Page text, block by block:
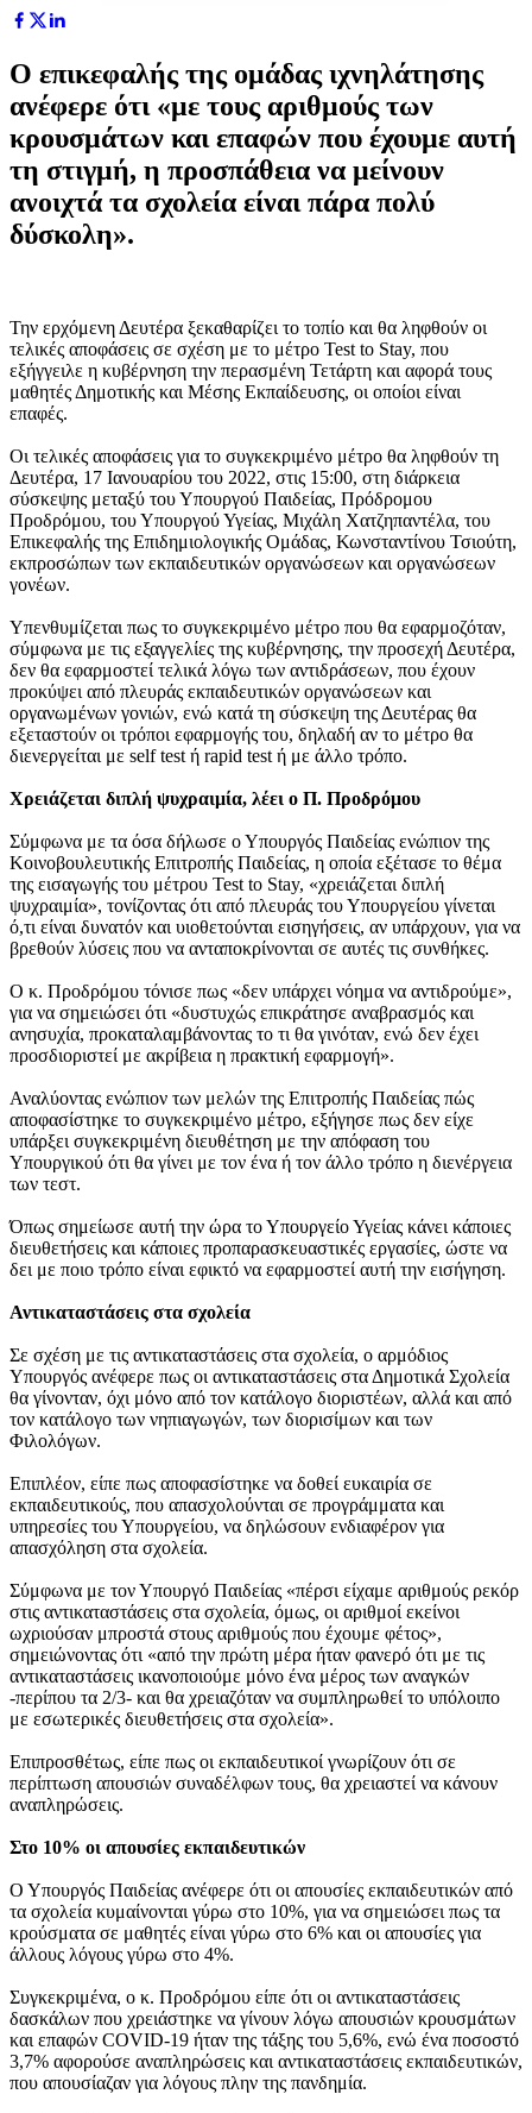
Ο επικεφαλής της ομάδας ιχνηλάτησης
ανέφερε ότι «με τους αριθμούς των
κρουσμάτων και επαφών που έχουμε αυτή
τη στιγμή, η προσπάθεια να μείνουν
ανοιχτά τα σχολεία είναι πάρα πολύ
δύσκολη».
Την ερχόμενη Δευτέρα ξεκαθαρίζει το τοπίο και θα ληφθούν οι
τελικές αποφάσεις σε σχέση με το μέτρο Test to Stay, που
εξήγγειλε η κυβέρνηση την περασμένη Τετάρτη και αφορά τους
μαθητές Δημοτικής και Μέσης Εκπαίδευσης, οι οποίοι είναι
επαφές.
Οι τελικές αποφάσεις για το συγκεκριμένο μέτρο θα ληφθούν τη
Δευτέρα, 17 Ιανουαρίου του 2022, στις 15:00, στη διάρκεια
σύσκεψης μεταξύ του Υπουργού Παιδείας, Πρόδρομου
Προδρόμου, του Υπουργού Υγείας, Μιχάλη Χατζηπαντέλα, του
Επικεφαλής της Επιδημιολογικής Ομάδας, Κωνσταντίνου Τσιούτη,
εκπροσώπων των εκπαιδευτικών οργανώσεων και οργανώσεων
γονέων.
Υπενθυμίζεται πως το συγκεκριμένο μέτρο που θα εφαρμοζόταν,
σύμφωνα με τις εξαγγελίες της κυβέρνησης, την προσεχή Δευτέρα,
δεν θα εφαρμοστεί τελικά λόγω των αντιδράσεων, που έχουν
προκύψει από πλευράς εκπαιδευτικών οργανώσεων και
οργανωμένων γονιών, ενώ κατά τη σύσκεψη της Δευτέρας θα
εξεταστούν οι τρόποι εφαρμογής του, δηλαδή αν το μέτρο θα
διενεργείται με self test ή rapid test ή με άλλο τρόπο.
Χρειάζεται διπλή ψυχραιμία, λέει ο Π. Προδρόμου
Σύμφωνα με τα όσα δήλωσε ο Υπουργός Παιδείας ενώπιον της
Κοινοβουλευτικής Επιτροπής Παιδείας, η οποία εξέτασε το θέμα
της εισαγωγής του μέτρου Test to Stay, «χρειάζεται διπλή
ψυχραιμία», τονίζοντας ότι από πλευράς του Υπουργείου γίνεται
ό,τι είναι δυνατόν και υιοθετούνται εισηγήσεις, αν υπάρχουν, για να
βρεθούν λύσεις που να ανταποκρίνονται σε αυτές τις συνθήκες.
Ο κ. Προδρόμου τόνισε πως «δεν υπάρχει νόημα να αντιδρούμε»,
για να σημειώσει ότι «δυστυχώς επικράτησε αναβρασμός και
ανησυχία, προκαταλαμβάνοντας το τι θα γινόταν, ενώ δεν έχει
προσδιοριστεί με ακρίβεια η πρακτική εφαρμογή».
Αναλύοντας ενώπιον των μελών της Επιτροπής Παιδείας πώς
αποφασίστηκε το συγκεκριμένο μέτρο, εξήγησε πως δεν είχε
υπάρξει συγκεκριμένη διευθέτηση με την απόφαση του
Υπουργικού ότι θα γίνει με τον ένα ή τον άλλο τρόπο η διενέργεια
των τεστ.
Όπως σημείωσε αυτή την ώρα το Υπουργείο Υγείας κάνει κάποιες
διευθετήσεις και κάποιες προπαρασκευαστικές εργασίες, ώστε να
δει με ποιο τρόπο είναι εφικτό να εφαρμοστεί αυτή την εισήγηση.
Αντικαταστάσεις στα σχολεία
Σε σχέση με τις αντικαταστάσεις στα σχολεία, ο αρμόδιος
Υπουργός ανέφερε πως οι αντικαταστάσεις στα Δημοτικά Σχολεία
θα γίνονταν, όχι μόνο από τον κατάλογο διοριστέων, αλλά και από
τον κατάλογο των νηπιαγωγών, των διορισίμων και των
Φιλολόγων.
Επιπλέον, είπε πως αποφασίστηκε να δοθεί ευκαιρία σε
εκπαιδευτικούς, που απασχολούνται σε προγράμματα και
υπηρεσίες του Υπουργείου, να δηλώσουν ενδιαφέρον για
απασχόληση στα σχολεία.
Σύμφωνα με τον Υπουργό Παιδείας «πέρσι είχαμε αριθμούς ρεκόρ
στις αντικαταστάσεις στα σχολεία, όμως, οι αριθμοί εκείνοι
ωχριούσαν μπροστά στους αριθμούς που έχουμε φέτος»,
σημειώνοντας ότι «από την πρώτη μέρα ήταν φανερό ότι με τις
αντικαταστάσεις ικανοποιούμε μόνο ένα μέρος των αναγκών
-περίπου τα 2/3- και θα χρειαζόταν να συμπληρωθεί το υπόλοιπο
με εσωτερικές διευθετήσεις στα σχολεία».
Επιπροσθέτως, είπε πως οι εκπαιδευτικοί γνωρίζουν ότι σε
περίπτωση απουσιών συναδέλφων τους, θα χρειαστεί να κάνουν
αναπληρώσεις.
Στο 10% οι απουσίες εκπαιδευτικών
Ο Υπουργός Παιδείας ανέφερε ότι οι απουσίες εκπαιδευτικών από
τα σχολεία κυμαίνονται γύρω στο 10%, για να σημειώσει πως τα
κρούσματα σε μαθητές είναι γύρω στο 6% και οι απουσίες για
άλλους λόγους γύρω στο 4%.
Συγκεκριμένα, ο κ. Προδρόμου είπε ότι οι αντικαταστάσεις
δασκάλων που χρειάστηκε να γίνουν λόγω απουσιών κρουσμάτων
και επαφών COVID-19 ήταν της τάξης του 5,6%, ενώ ένα ποσοστό
3,7% αφορούσε αναπληρώσεις και αντικαταστάσεις εκπαιδευτικών,
που απουσίαζαν για λόγους πλην της πανδημία.